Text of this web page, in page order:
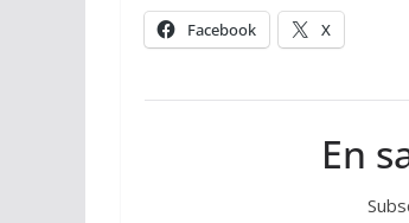
Facebook X
En